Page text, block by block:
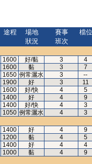
途程
場地
狀況
賽事
班次
檔位
1600 好/黏 3
4
1600 黏 3
7
1650 例常灑水 3
--
1900 好 3
11
1600 好/快 4
5
1400 好 4
9
1400 好/快 4
3
1050 例常灑水 4
3
1400 好 4
9
1200 黏 4
5
1400 好 4
4
1000 黏 4
9